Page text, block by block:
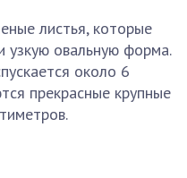
листья, которые
узкую овальную форма.
около 6
прекрасные крупные